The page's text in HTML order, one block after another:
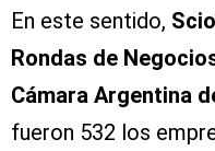
En este sentido,
Rondas de
Cámara Argentina
fueron 532 los